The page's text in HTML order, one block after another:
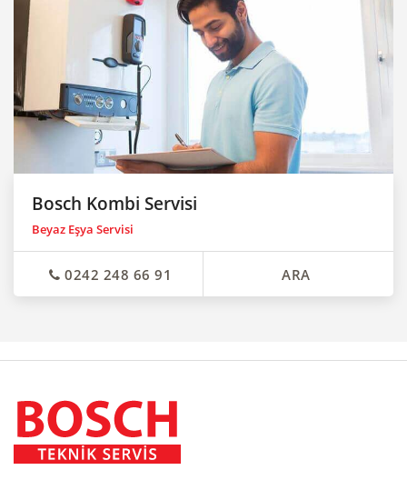
Bosch Kombi Servisi
Beyaz Eşya Servisi
0242 248 66 91 ARA